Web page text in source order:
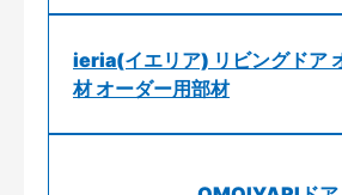
ieria(イエリア) リビングドア
材 オーダー用部材